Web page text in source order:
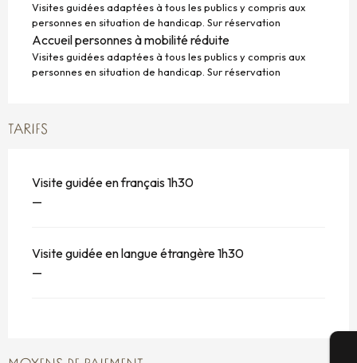
Visites guidées adaptées à tous les publics y compris aux
personnes en situation de handicap. Sur réservation
Accueil personnes à mobilité réduite
Visites guidées adaptées à tous les publics y compris aux
personnes en situation de handicap. Sur réservation
TARIFS
Visite guidée en français 1h30
—
Visite guidée en langue étrangère 1h30
—